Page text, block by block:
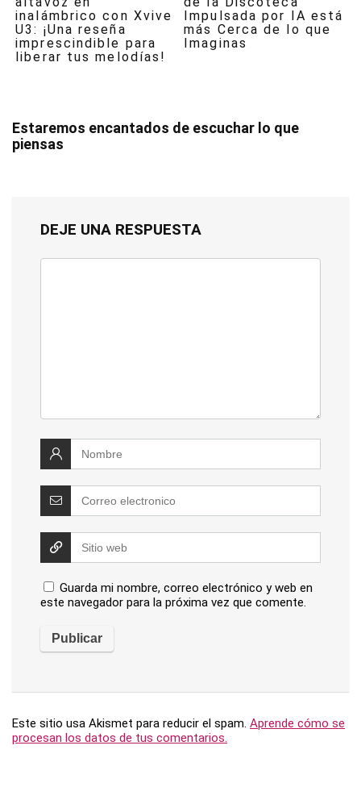
inalámbrico con Xvive
U3: ¡Una reseña
imprescindible para
liberar tus melodías!
Impulsada por IA está
más Cerca de lo que
Imaginas
Estaremos encantados de escuchar lo que
piensas
DEJE UNA RESPUESTA
Guarda mi nombre, correo electrónico y web en
este navegador para la próxima vez que comente.
Este sitio usa Akismet para reducir el spam. Aprende cómo se
procesan los datos de tus comentarios.